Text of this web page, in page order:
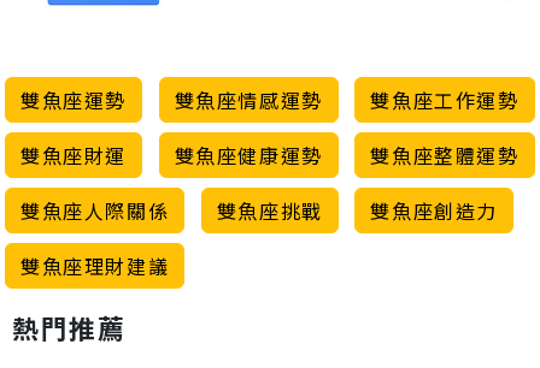
雙魚座運勢 雙魚座情感運勢
雙魚座工作運勢
雙魚座財運
雙魚座健康運勢
雙魚座整體運勢
雙魚座人際關係
雙魚座挑戰
雙魚座創造力
雙魚座理財建議
熱門推薦